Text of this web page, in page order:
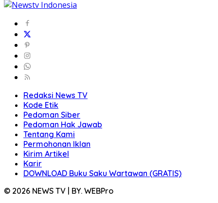
Redaksi News TV
Kode Etik
Pedoman Siber
Pedoman Hak Jawab
Tentang Kami
Permohonan Iklan
Kirim Artikel
Karir
DOWNLOAD Buku Saku Wartawan (GRATIS)
© 2026 NEWS TV | BY. WEBPro